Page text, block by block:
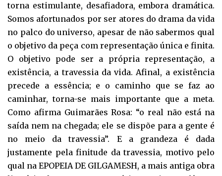
torna estimulante, desafiadora, embora dramática.
Somos afortunados por ser atores do drama da vida
no palco do universo, apesar de não sabermos qual
o objetivo da peça com representação única e finita.
O objetivo pode ser a própria representação, a
existência, a travessia da vida. Afinal, a existência
precede a essência; e o caminho que se faz ao
caminhar, torna-se mais importante que a meta.
Como afirma Guimarães Rosa: “o real não está na
saída nem na chegada; ele se dispõe para a gente é
no meio da travessia”. E a grandeza é dada
justamente pela finitude da travessia, motivo pelo
qual na EPOPEIA DE GILGAMESH, a mais antiga obra